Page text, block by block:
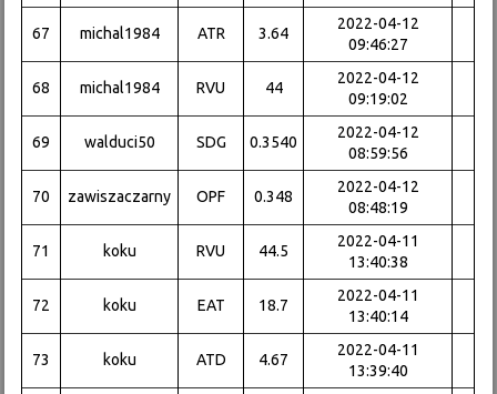
67 michal1984 ATR 3.64
2022-04-12
09:46:27
68 michal1984 RVU 44
2022-04-12
09:19:02
69 walduci50 SDG 0.3540
2022-04-12
08:59:56
70 zawiszaczarny OPF 0.348
2022-04-12
08:48:19
71 koku RVU 44.5
2022-04-11
13:40:38
72 koku EAT 18.7
2022-04-11
13:40:14
73 koku ATD 4.67
2022-04-11
13:39:40